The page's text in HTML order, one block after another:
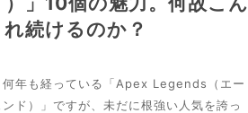
続けるのか？
何年も経っている「Apex Legends（エー
ド）」ですが、未だに根強い人気を誇っ